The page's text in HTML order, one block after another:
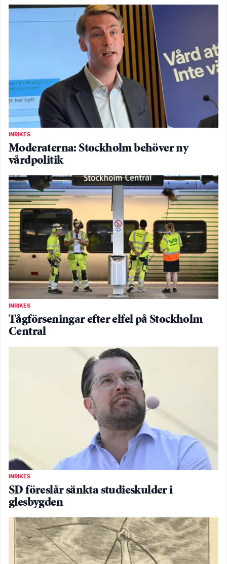
INRIKES
Moderaterna: Stockholm behöver ny
vårdpolitik
INRIKES
Tågförseningar efter elfel på Stockholm
Central
INRIKES
SD föreslår sänkta studieskulder i
glesbygden